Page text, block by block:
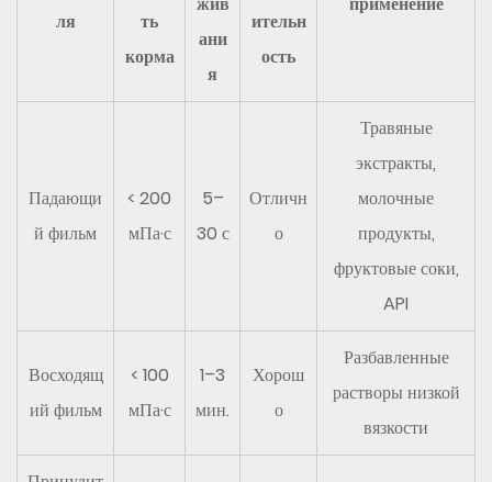
для
6.1
Шаг
и
продукта.
ля
ть
корма
ани
я
ительн
ость
Падающи
й фильм
< 200
мПа·с
5–
30 с
Отличн
о
Травяные
экстракты,
молочные
продукты,
фруктовые соки,
API
Восходящ
ий фильм
< 100
мПа·с
1–3
мин.
Хорош
о
Разбавленные
растворы низкой
вязкости